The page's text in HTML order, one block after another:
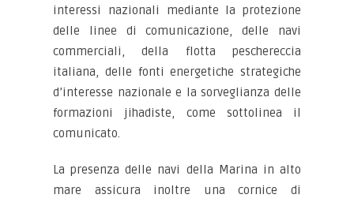
interessi nazionali mediante la protezione
delle linee di comunicazione, delle navi
commerciali, della flotta peschereccia
italiana, delle fonti energetiche strategiche
d’interesse nazionale e la sorveglianza delle
formazioni jihadiste, come sottolinea il
comunicato.
La presenza delle navi della Marina in alto
mare assicura inoltre una cornice di